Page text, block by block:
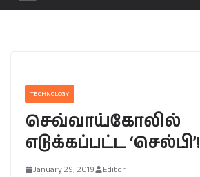
TECHNOLOGY
செவ்வாய்கோலில்
எடுக்கப்பட்ட ‘செல்பி’!
January 29, 2019 Editor